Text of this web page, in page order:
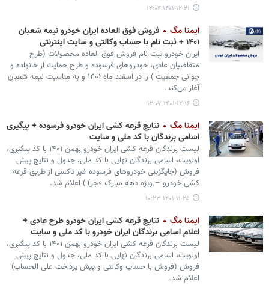
۱۴۰۱-۱۲-۲۱ ۱۲:۰۴
ایمنا مگ
فروش فوق العاده ایران خودرو نیمه شعبان
۱۴۰۱ + ثبت نام با حساب وکالتی و سایت اینترنتی
ایران خودرو ثبت نام فروش فوق العاده محصولات (طرح
متقاضیان عادی، خودروهای فرسوده و طرح حمایت از خانواده و
جوانی جمعیت ) را در اسفند ماه ۱۴۰۱ و به مناسبت نیمه شعبان
آغاز می‌کند.
۱۴۰۱-۱۲-۱۶ ۱۲:۰۷
ایمنا مگ
نتایج قرعه کشی ایران خودرو فرسوده + پیگیری
اسامی برندگان با کد ملی و سایت
لیست برندگان قرعه کشی ایران خودرو بهمن ۱۴۰۱ با کد پیگیری،
اولویت، اسامی برندگان نهایی با کد ملی، جدول و نتایج پیش
فروش (جایگزینی خودروهای فرسوده غیر تاکسی از طریق قرعه
کشی خودرو – ویژه دهه مبارک فجر) ) اعلام شد.
۱۴۰۱-۱۱-۲۵ ۱۰:۲۳
ایمنا مگ
نتایج قرعه کشی ایران خودرو طرح عادی +
اعلام اسامی برندگان ایران خودرو با کد ملی و سایت
لیست برندگان قرعه کشی ایران خودرو بهمن ۱۴۰۱ با کد پیگیری،
اولویت، اسامی برندگان نهایی با کد ملی، جدول و نتایج پیش
فروش (فروش با حساب وکالتی و پیش پرداخت علی الحساب)
اعلام شد.